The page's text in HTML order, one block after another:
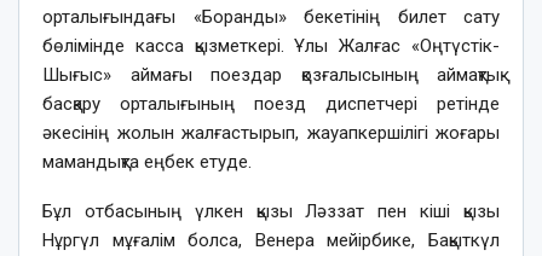
орталығындағы «Боранды» бекетінің билет сату
бөлімінде касса қызметкері. Ұлы Жалғас «Оңтүстік-
Шығыс» аймағы поездар қозғалысының аймақтық
басқару орталығының поезд диспетчері ретінде
әкесінің жолын жалғастырып, жауапкершілігі жоғары
мамандықта еңбек етуде.
Бұл отбасының үлкен қызы Ләззат пен кіші қызы
Нұргүл мұғалім болса, Венера мейірбике, Бақыткүл